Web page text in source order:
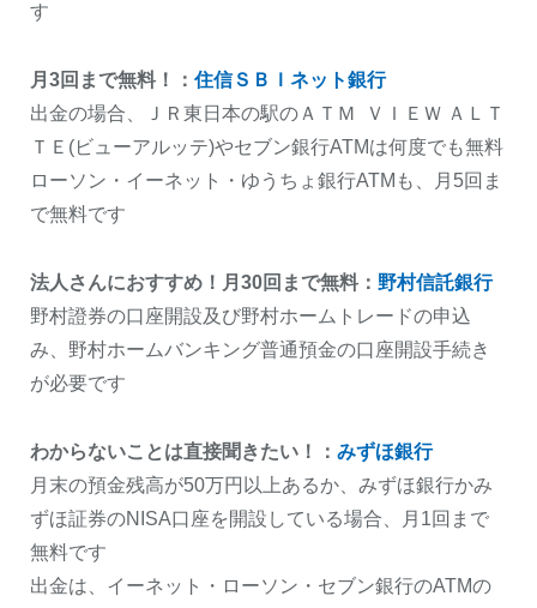
す
月3回まで無料！： 住信ＳＢＩネット銀行
出金の場合、ＪＲ東日本の駅のＡＴＭ ＶＩＥＷ ＡＬＴ
ＴＥ(ビューアルッテ)やセブン銀行ATMは何度でも無料
ローソン・イーネット・ゆうちょ銀行ATMも、月5回ま
で無料です
法人さんにおすすめ！月30回まで無料： 野村信託銀行
野村證券の口座開設及び野村ホームトレードの申込
み、野村ホームバンキング普通預金の口座開設手続き
が必要です
わからないことは直接聞きたい！： みずほ銀行
月末の預金残高が50万円以上あるか、みずほ銀行かみ
ずほ証券のNISA口座を開設している場合、月1回まで
無料です
出金は、イーネット・ローソン・セブン銀行のATMの